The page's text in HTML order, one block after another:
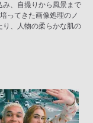
、自撮りから風景まで
ってきた画像処理のノ
り、人物の柔らかな肌の